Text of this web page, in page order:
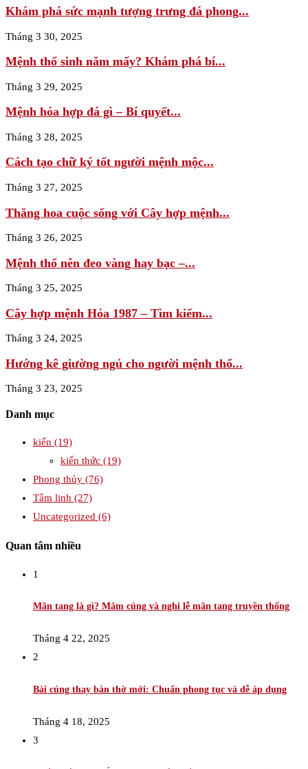
Khám phá sức mạnh tượng trưng đá phong...
Tháng 3 30, 2025
Mệnh thổ sinh năm mấy? Khám phá bí...
Tháng 3 29, 2025
Mệnh hỏa hợp đá gì – Bí quyết...
Tháng 3 28, 2025
Cách tạo chữ ký tốt người mệnh mộc...
Tháng 3 27, 2025
Thăng hoa cuộc sống với Cây hợp mệnh...
Tháng 3 26, 2025
Mệnh thổ nên đeo vàng hay bạc –...
Tháng 3 25, 2025
Cây hợp mệnh Hỏa 1987 – Tìm kiếm...
Tháng 3 24, 2025
Hướng kê giường ngủ cho người mệnh thổ...
Tháng 3 23, 2025
Danh mục
kiến (19)
kiến thức (19)
Phong thủy (76)
Tâm linh (27)
Uncategorized (6)
Quan tâm nhiều
1
Mãn tang là gì? Mâm cúng và nghi lễ mãn tang truyền thống
Tháng 4 22, 2025
2
Bài cúng thay bàn thờ mới: Chuẩn phong tục và dễ áp dụng
Tháng 4 18, 2025
3